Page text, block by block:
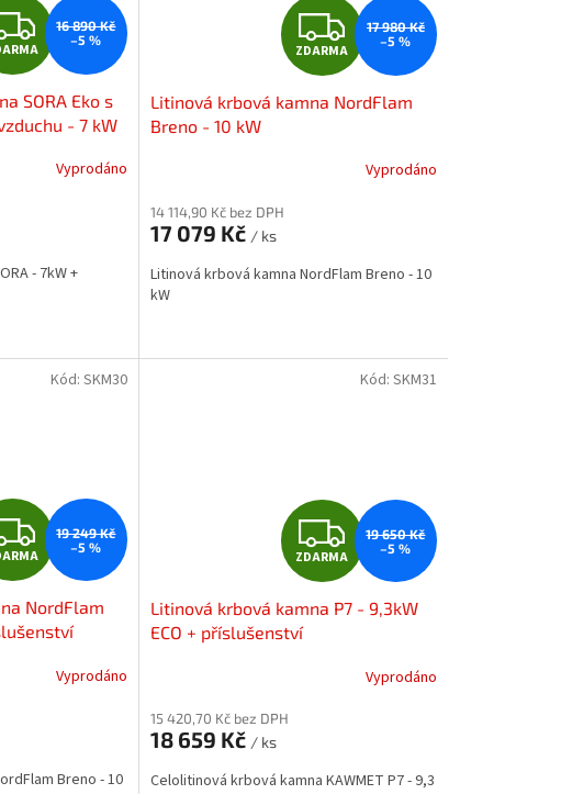
Z
D
A
R
A
16 890 Kč
–5 %
SORA Eko s
- 7 kW
Vyprodáno
- 7kW +
Z
D
A
R
A
ZDARMA
17 980 Kč
–5 %
Litinová krbová kamna NordFlam
Breno - 10 kW
Vyprodáno
14 114,90 Kč bez DPH
17 079 Kč / ks
Litinová krbová kamna NordFlam Breno - 10
kW
Z
D
A
R
A
19 249 Kč
–5 %
NordFlam
Vyprodáno
Breno - 10
Kód: SKM30
Z
D
A
R
A
ZDARMA
19 650 Kč
–5 %
Litinová krbová kamna P7 - 9,3kW
ECO + příslušenství
Vyprodáno
15 420,70 Kč bez DPH
18 659 Kč / ks
Celolitinová krbová kamna KAWMET P7 - 9,3
Kód: SKM31